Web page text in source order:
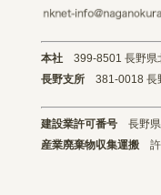
本社 399-8501 長野県
長野支所 381-0018 長
建設業許可番号 長野
産業廃棄物収集運搬